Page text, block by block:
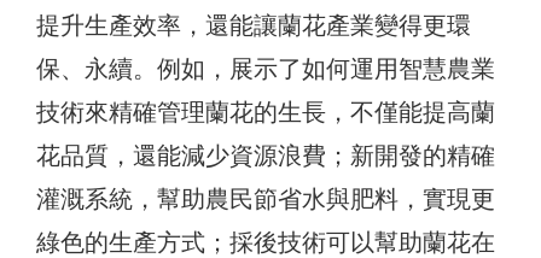
提升生產效率，還能讓蘭花產業變得更環
保、永續。例如，展示了如何運用智慧農業
技術來精確管理蘭花的生長，不僅能提高蘭
花品質，還能減少資源浪費；新開發的精確
灌溉系統，幫助農民節省水與肥料，實現更
綠色的生產方式；採後技術可以幫助蘭花在